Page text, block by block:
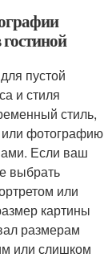
пустой
и стиля
стиль,
или фотографию
Если ваш
выбрать
или
картины
размерам
или слишком